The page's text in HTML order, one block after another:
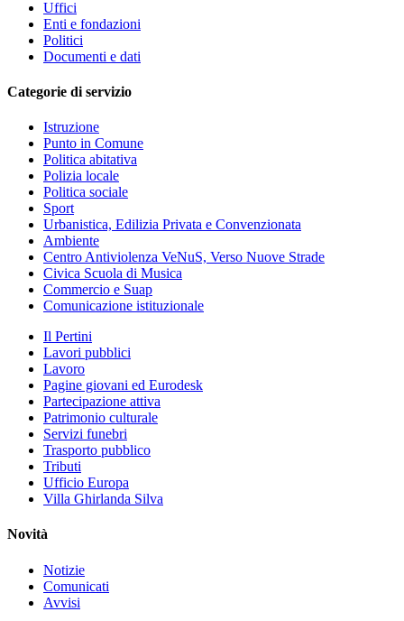
Uffici
Enti e fondazioni
Politici
Documenti e dati
Categorie di servizio
Istruzione
Punto in Comune
Politica abitativa
Polizia locale
Politica sociale
Sport
Urbanistica, Edilizia Privata e Convenzionata
Ambiente
Centro Antiviolenza VeNuS, Verso Nuove Strade
Civica Scuola di Musica
Commercio e Suap
Comunicazione istituzionale
Il Pertini
Lavori pubblici
Lavoro
Pagine giovani ed Eurodesk
Partecipazione attiva
Patrimonio culturale
Servizi funebri
Trasporto pubblico
Tributi
Ufficio Europa
Villa Ghirlanda Silva
Novità
Notizie
Comunicati
Avvisi